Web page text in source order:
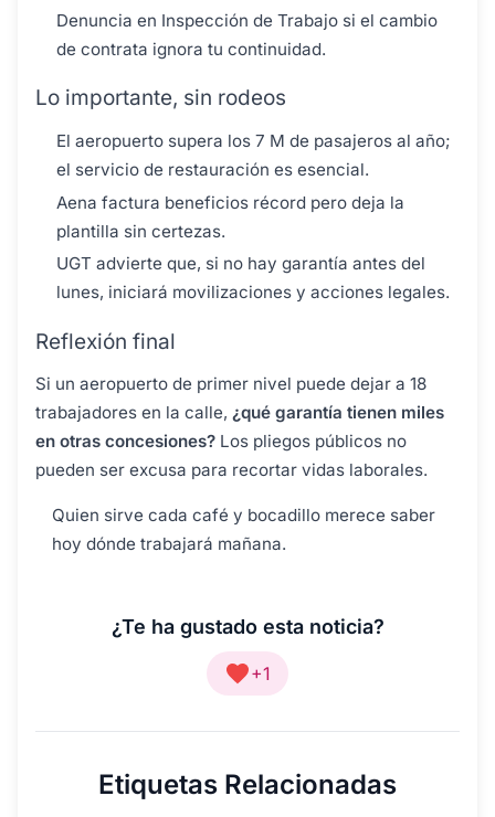
Denuncia en Inspección de Trabajo si el cambio
de contrata ignora tu continuidad.
Lo importante, sin rodeos
El aeropuerto supera los 7 M de pasajeros al año;
el servicio de restauración es esencial.
Aena factura beneficios récord pero deja la
plantilla sin certezas.
UGT advierte que, si no hay garantía antes del
lunes, iniciará movilizaciones y acciones legales.
Reflexión final
Si un aeropuerto de primer nivel puede dejar a 18
trabajadores en la calle, ¿qué garantía tienen miles
en otras concesiones? Los pliegos públicos no
pueden ser excusa para recortar vidas laborales.
Quien sirve cada café y bocadillo merece saber
hoy dónde trabajará mañana.
¿Te ha gustado esta noticia?
+1
Etiquetas Relacionadas